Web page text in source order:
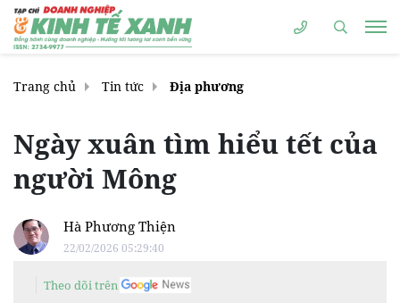
Trang chủ Tin tức Địa phương
Ngày xuân tìm hiểu tết của
người Mông
Hà Phương Thiện
22/02/2026 05:29:40
Theo dõi trên